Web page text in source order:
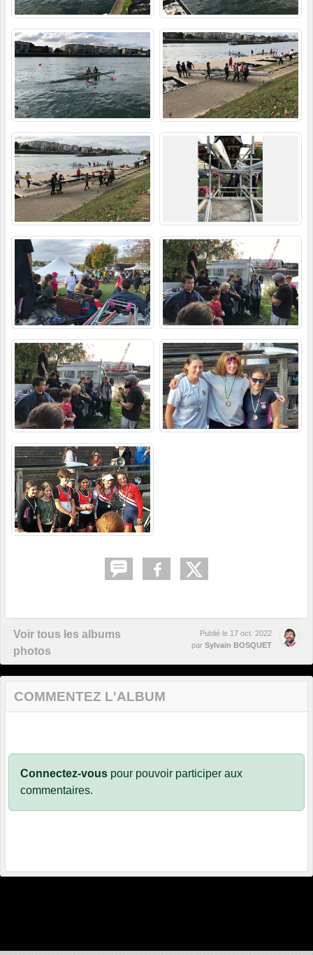
Voir tous les albums
photos
Publié le 17 oct. 2022
par Sylvain BOSQUET
COMMENTEZ L'ALBUM
Connectez-vous pour pouvoir participer aux
commentaires.